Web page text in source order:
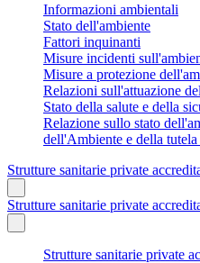
Informazioni ambientali
Stato dell'ambiente
Fattori inquinanti
Misure incidenti
Misure a protezione
Relazioni sull'attuazione
Stato della salute e della
Relazione sullo stato
dell'Ambiente e della
Strutture sanitarie private
Strutture sanitarie private
Strutture sanitarie private